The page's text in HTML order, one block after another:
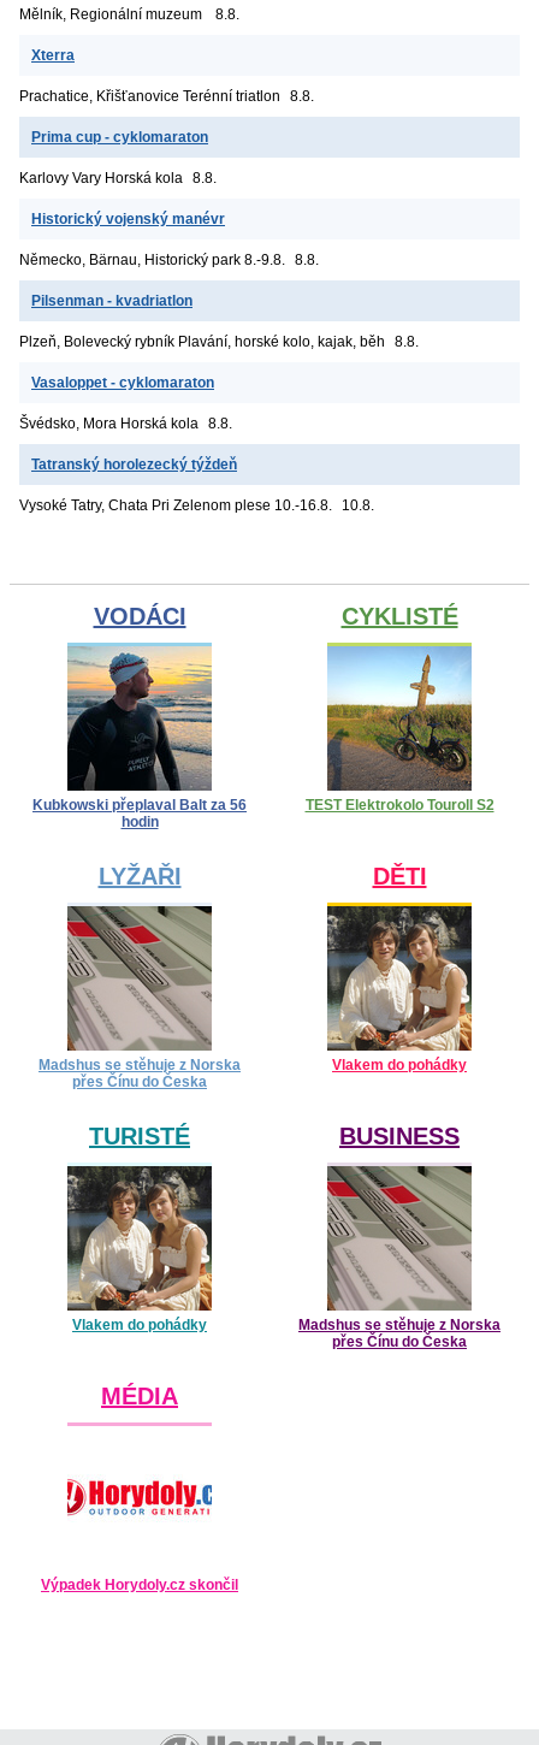
Mělník, Regionální muzeum 8.8.
Xterra
Prachatice, Křišťanovice Terénní triatlon 8.8.
Prima cup - cyklomaraton
Karlovy Vary Horská kola 8.8.
Historický vojenský manévr
Německo, Bärnau, Historický park 8.-9.8. 8.8.
Pilsenman - kvadriatlon
Plzeň, Bolevecký rybník Plavání, horské kolo, kajak, běh 8.8.
Vasaloppet - cyklomaraton
Švédsko, Mora Horská kola 8.8.
Tatranský horolezecký týždeň
Vysoké Tatry, Chata Pri Zelenom plese 10.-16.8. 10.8.
VODÁCI
Kubkowski přeplaval Balt za 56
hodin
CYKLISTÉ
TEST Elektrokolo Touroll S2
LYŽAŘI
Madshus se stěhuje z Norska
přes Čínu do Česka
DĚTI
Vlakem do pohádky
TURISTÉ
Vlakem do pohádky
BUSINESS
Madshus se stěhuje z Norska
přes Čínu do Česka
MÉDIA
Výpadek Horydoly.cz skončil